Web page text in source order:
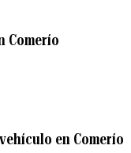
Comerío
en Comerío